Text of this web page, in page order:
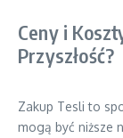
Ceny i
Przyszłość?
Zakup Tesli to
mogą być niższe